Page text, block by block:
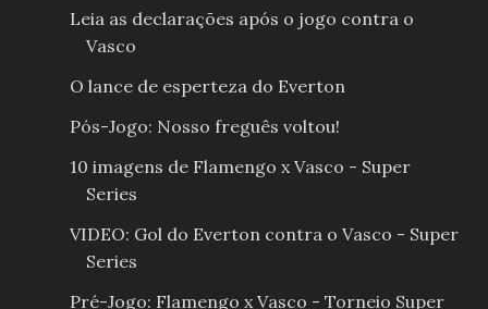
Leia as declarações após o jogo contra o
Vasco
O lance de esperteza do Everton
Pós-Jogo: Nosso freguês voltou!
10 imagens de Flamengo x Vasco - Super
Series
VIDEO: Gol do Everton contra o Vasco - Super
Series
Pré-Jogo: Flamengo x Vasco - Torneio Super